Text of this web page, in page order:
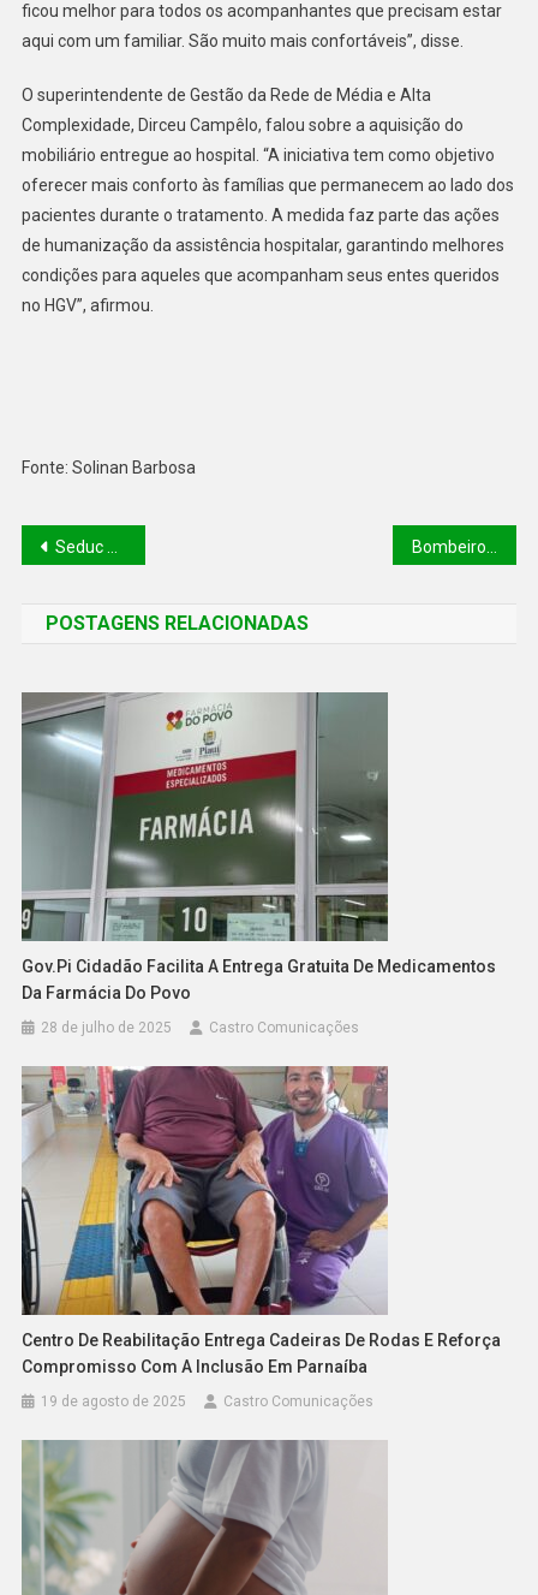
ficou melhor para todos os acompanhantes que precisam estar
aqui com um familiar. São muito mais confortáveis”, disse.
O superintendente de Gestão da Rede de Média e Alta
Complexidade, Dirceu Campêlo, falou sobre a aquisição do
mobiliário entregue ao hospital. “A iniciativa tem como objetivo
oferecer mais conforto às famílias que permanecem ao lado dos
pacientes durante o tratamento. A medida faz parte das ações
de humanização da assistência hospitalar, garantindo melhores
condições para aqueles que acompanham seus entes queridos
no HGV”, afirmou.
Fonte: Solinan Barbosa
Seduc aumenta número de Minitestes para fortalecer aprendizado de mais de 100 mil alunos no Piauí Bombeiros resgatam filhotes e ovos de tartarugas marinhas no litoral piauiense
POSTAGENS RELACIONADAS
Gov.pi Cidadão Facilita A Entrega Gratuita De Medicamentos
Da Farmácia Do Povo
28 de julho de 2025 Castro Comunicações
Centro De Reabilitação Entrega Cadeiras De Rodas E Reforça
Compromisso Com A Inclusão Em Parnaíba
19 de agosto de 2025 Castro Comunicações